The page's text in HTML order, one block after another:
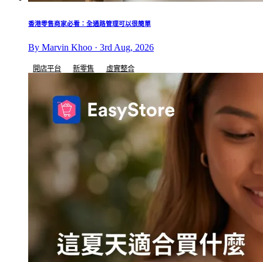
香港零售商家必看：全通路管理可以很簡單
By Marvin Khoo · 3rd Aug, 2026
開店平台 新零售 虛實整合